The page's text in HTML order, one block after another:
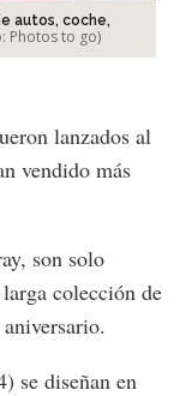
autos, coche,
Photos to go)
lanzados al
vendido más
son solo
colección de
se diseñan en